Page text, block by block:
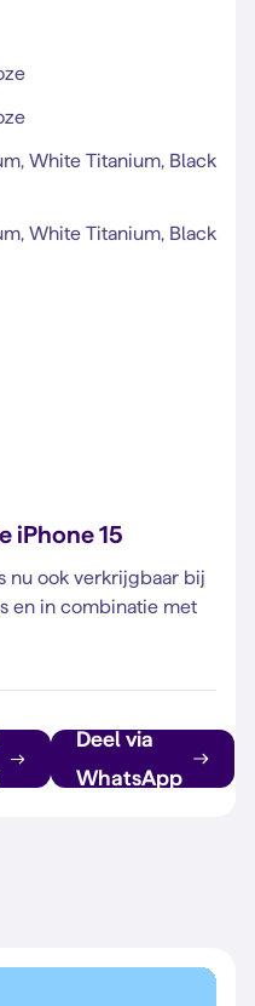
White Titanium, Black
White Titanium, Black
iPhone 15
nu ook verkrijgbaar bij
en in combinatie met
Deel via
WhatsApp